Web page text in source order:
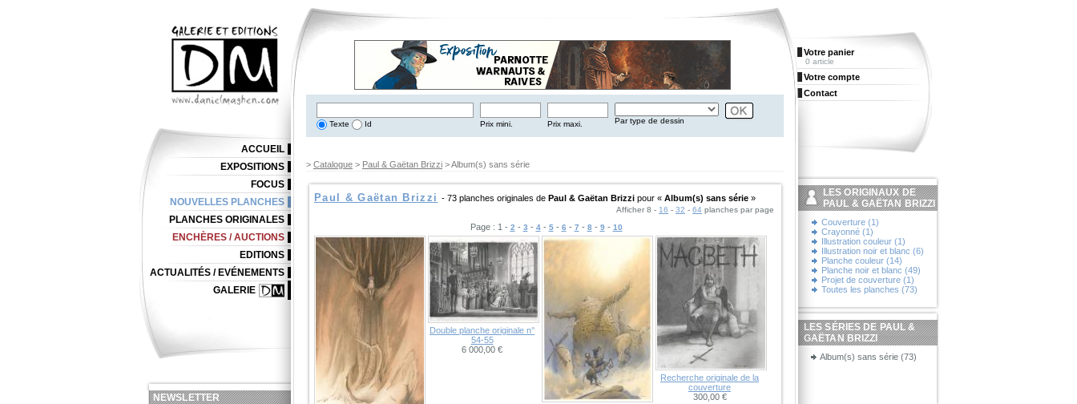
Texte Id Prix mini. Prix maxi. Par type de dessin
> Catalogue > Paul & Gaëtan Brizzi > Album(s) sans série
Paul & Gaëtan Brizzi - 73 planches originales dePaul & Gaëtan Brizzi pour «Album(s) sans série »
Afficher 8 - 16 - 32 - 64 planches par page
Page : 1 - 2 - 3 - 4- 5- 6 - 7 - 8 - 9 - 10
Double planche originale n°
54-55
6 000,00 €
Recherche originale de la
couverture
300,00 €
ACCUEIL
EXPOSITIONS
FOCUS
NOUVELLES PLANCHES
PLANCHES ORIGINALES
ENCHÈRES / AUCTIONS
EDITIONS
ACTUALITÉS / EVÉNEMENTS
GALERIE
NEWSLETTER
Votre panier
0 article
Votre compte
Contact
LES ORIGINAUX DE
PAUL & GAËTAN BRIZZI
Couverture (1)
Crayonné (1)
Illustration couleur (1)
Illustration noir et blanc (6)
Planche couleur (14)
Planche noir et blanc (49)
Projet de couverture (1)
Toutes les planches (73)
LES SÉRIES DE PAUL &
GAËTAN BRIZZI
Album(s) sans série (73)